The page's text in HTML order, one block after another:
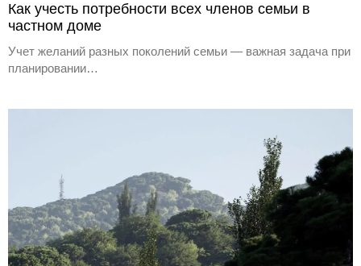
Как учесть потребности всех членов семьи в
частном доме
Учет желаний разных поколений семьи — важная задача при
планировании…